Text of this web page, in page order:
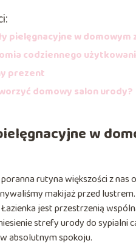
pielęgnacyjne w
codziennego
prezent
domowy salon urody?
w
rutyna większości z nas
makijaż przed
jest przestrzenią
strefy urody do sypialni
absolutnym spokoju.